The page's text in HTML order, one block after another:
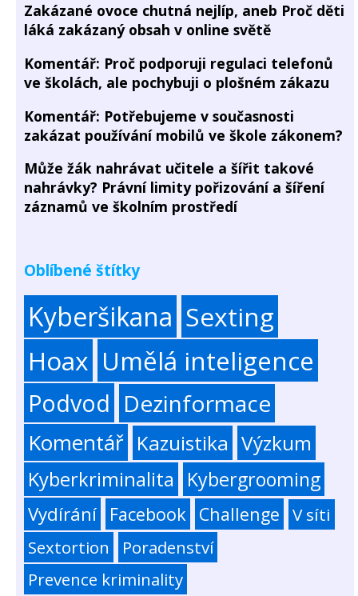
Zakázané ovoce chutná nejlíp, aneb Proč děti
láká zakázaný obsah v online světě
Komentář: Proč podporuji regulaci telefonů
ve školách, ale pochybuji o plošném zákazu
Komentář: Potřebujeme v současnosti
zakázat používání mobilů ve škole zákonem?
Může žák nahrávat učitele a šířit takové
nahrávky? Právní limity pořizování a šíření
záznamů ve školním prostředí
Oblíbené štítky
Kyberšikana Sexting
Hoax Umělá inteligence
Podvod Dezinformace
Komentář Kazuistika Výzkum
Kyberkriminalita Kybergrooming
Vydírání Facebook Challenge
V síti
Sextortion
Poradenství
Prevence kriminality